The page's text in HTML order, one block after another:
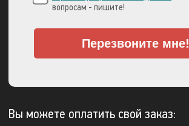
вопросам - пишите!
Перезвоните мне!
Вы можете оплатить свой заказ: